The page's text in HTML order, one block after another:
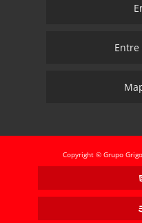
Copyright © Grupo